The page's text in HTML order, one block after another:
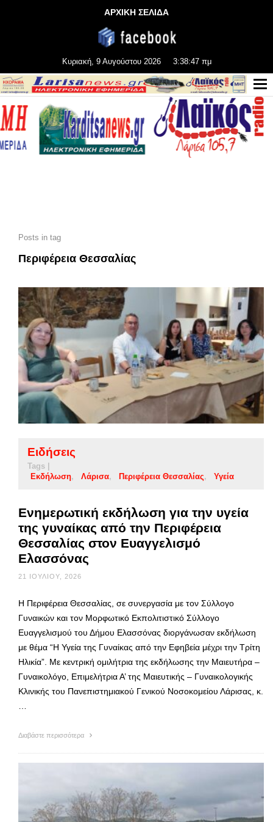
ΑΡΧΙΚΗ ΣΕΛΙΔΑ
Κυριακή, 9 Αυγούστου 2026 3:38:49 πμ
Posts in tag
Περιφέρεια Θεσσαλίας
Ειδήσεις
Tags |
Εκδήλωση
Λάρισα Περιφέρεια Θεσσαλίας Υγεία
Ενημερωτική εκδήλωση για την υγεία
της γυναίκας από την Περιφέρεια
Θεσσαλίας στον Ευαγγελισμό
Ελασσόνας
21 ΙΟΥΛΊΟΥ, 2026
Η Περιφέρεια Θεσσαλίας, σε συνεργασία με τον Σύλλογο
Γυναικών και τον Μορφωτικό Εκπολιτιστικό Σύλλογο
Ευαγγελισμού του Δήμου Ελασσόνας διοργάνωσαν εκδήλωση
με θέμα “Η Υγεία της Γυναίκας από την Εφηβεία μέχρι την Τρίτη
Ηλικία”. Με κεντρική ομιλήτρια της εκδήλωσης την Μαιευτήρα –
Γυναικολόγο, Επιμελήτρια Α’ της Μαιευτικής – Γυναικολογικής
Κλινικής του Πανεπιστημιακού Γενικού Νοσοκομείου Λάρισας, κ.
…
Διαβάστε περισσότερα